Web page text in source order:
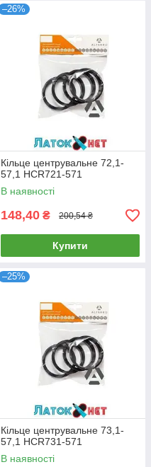
–26%
Кільце центрувальне 72,1-
57,1 HCR721-571
В наявності
148,40 ₴ 200,54 ₴
Купити
–25%
Кільце центрувальне 73,1-
57,1 HCR731-571
В наявності